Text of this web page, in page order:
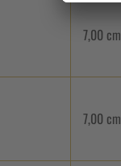
7,00 cm
7,00 cm